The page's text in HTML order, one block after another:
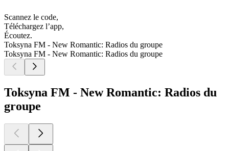
Scannez le code,
Téléchargez l’app,
Écoutez.
Toksyna FM - New Romantic: Radios du groupe
Toksyna FM - New Romantic: Radios du groupe
Toksyna FM - New Romantic: Radios du
groupe